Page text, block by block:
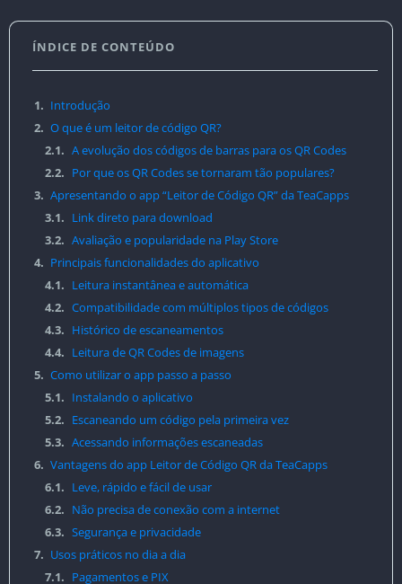
ÍNDICE DE CONTEÚDO
1. Introdução
2. O que é um leitor de código QR?
2.1. A evolução dos códigos de barras para os QR Codes
2.2. Por que os QR Codes se tornaram tão populares?
3. Apresentando o app “Leitor de Código QR” da TeaCapps
3.1. Link direto para download
3.2. Avaliação e popularidade na Play Store
4. Principais funcionalidades do aplicativo
4.1. Leitura instantânea e automática
4.2. Compatibilidade com múltiplos tipos de códigos
4.3. Histórico de escaneamentos
4.4. Leitura de QR Codes de imagens
5. Como utilizar o app passo a passo
5.1. Instalando o aplicativo
5.2. Escaneando um código pela primeira vez
5.3. Acessando informações escaneadas
6. Vantagens do app Leitor de Código QR da TeaCapps
6.1. Leve, rápido e fácil de usar
6.2. Não precisa de conexão com a internet
6.3. Segurança e privacidade
7. Usos práticos no dia a dia
7.1. Pagamentos e PIX